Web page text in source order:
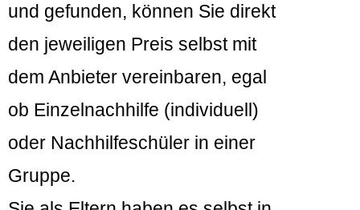
und gefunden, können Sie direkt
den jeweiligen Preis selbst mit
dem Anbieter vereinbaren, egal
ob Einzelnachhilfe (individuell)
oder Nachhilfeschüler in einer
Gruppe.